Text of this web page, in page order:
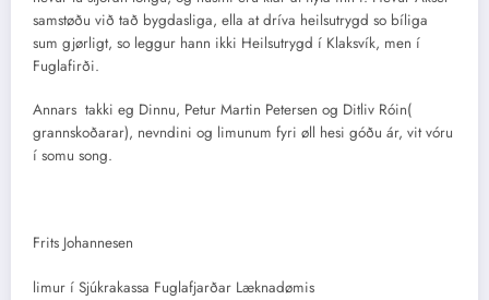
samstøðu við tað bygdasliga, ella at dríva heilsutrygd so bíliga
sum gjørligt, so leggur hann ikki Heilsutrygd í Klaksvík, men í
Fuglafirði.
Annars takki eg Dinnu, Petur Martin Petersen og Ditliv Róin(
grannskoðarar), nevndini og limunum fyri øll hesi góðu ár, vit vóru
í somu song.
Frits Johannesen
limur í Sjúkrakassa Fuglafjarðar Læknadømis